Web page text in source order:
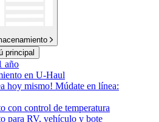
principal
año
en U-Haul
hoy mismo! Múdate en línea:
con control de temperatura
para RV, vehículo y bote